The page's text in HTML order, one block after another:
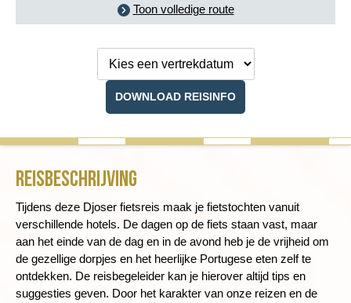
Toon volledige route
DOWNLOAD REISINFO
Reisbeschrijving
Tijdens deze Djoser fietsreis maak je fietstochten vanuit
verschillende hotels. De dagen op de fiets staan vast, maar
aan het einde van de dag en in de avond heb je de vrijheid om
de gezellige dorpjes en het heerlijke Portugese eten zelf te
ontdekken. De reisbegeleider kan je hierover altijd tips en
suggesties geven. Door het karakter van onze reizen en de